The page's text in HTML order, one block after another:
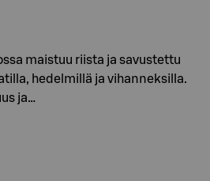
maistuu riista ja savustettu
hedelmillä ja vihanneksilla.
ja…